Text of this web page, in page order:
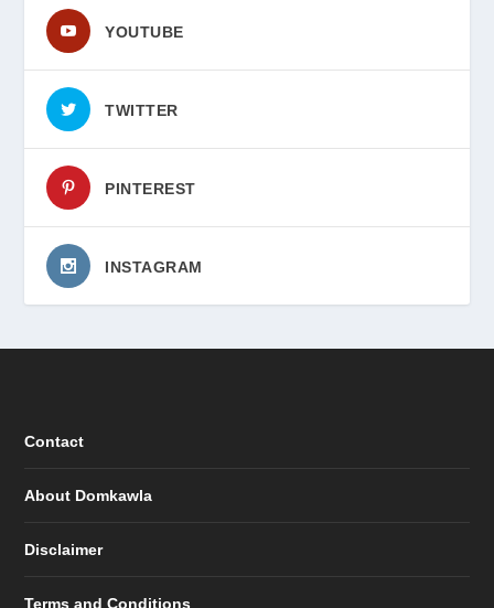
YOUTUBE
TWITTER
PINTEREST
INSTAGRAM
Contact
About Domkawla
Disclaimer
Terms and Conditions